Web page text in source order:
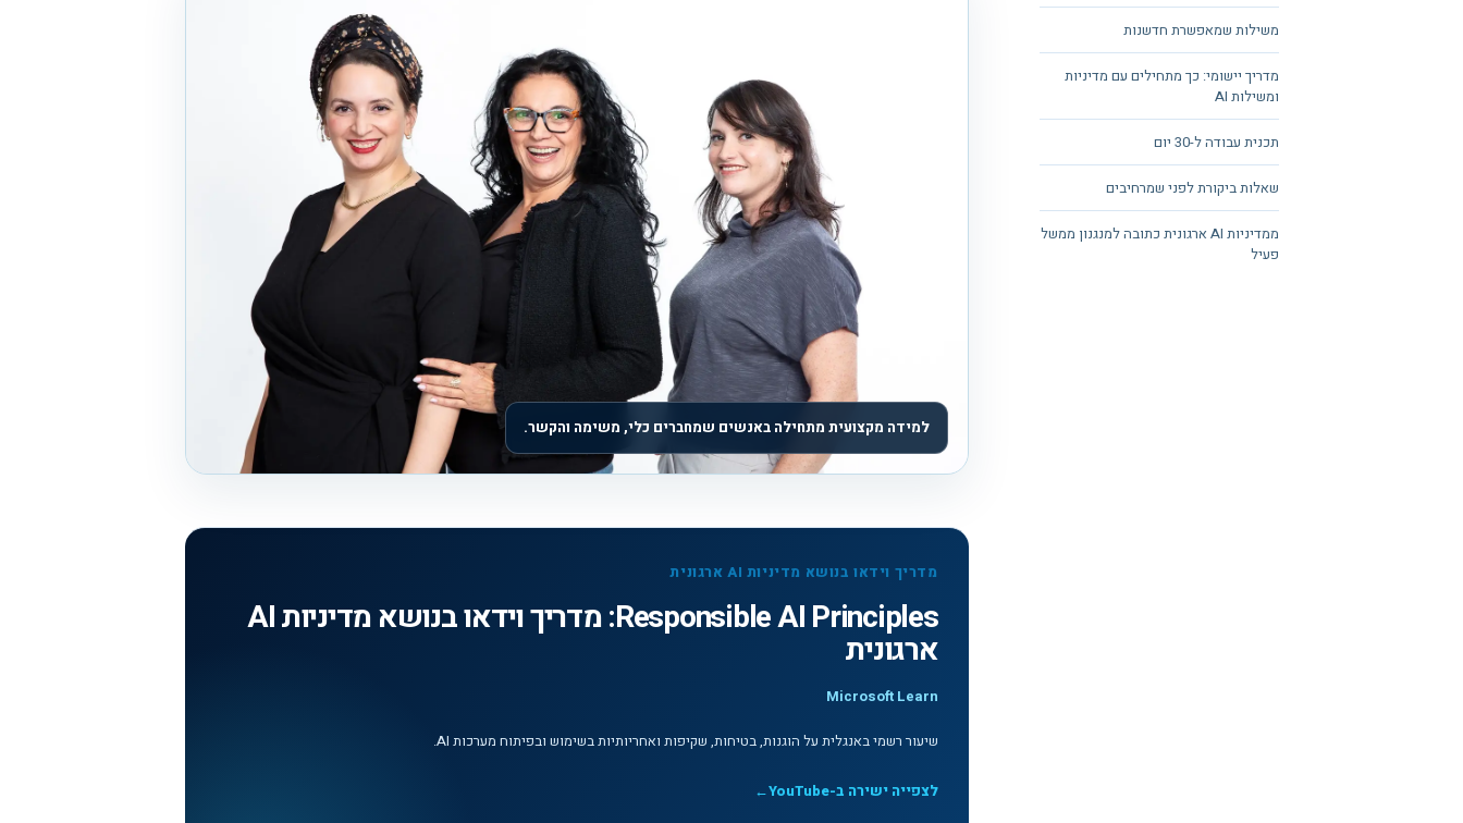
משילות שמאפשרת חדשנות
מדריך יישומי: כך מתחילים עם מדיניות
ומשילות AI
תכנית עבודה ל-30 יום
שאלות ביקורת לפני שמרחיבים
ממדיניות AI ארגונית כתובה למנגנון ממשל
פעיל
למידה מקצועית מתחילה באנשים שמחברים כלי, משימה והקשר.
מדריך וידאו בנושא מדיניות AI ארגונית
Responsible AI Principles: מדריך וידאו בנושא מדיניות AI
ארגונית
Microsoft Learn
שיעור רשמי באנגלית על הוגנות, בטיחות, שקיפות ואחריותיות בשימוש ובפיתוח מערכות AI.
לצפייה ישירה ב-YouTube ←